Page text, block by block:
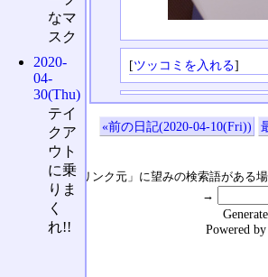
[ツッコミを入れる]
«前の日記(2020-04-10(Fri))
↑の「本日のリンク元」に望みの検索語がある
→
なマ
スク
2020-
04-
30(Thu)
テイ
クア
ウト
に乗
りま
く
れ!!
Powered by